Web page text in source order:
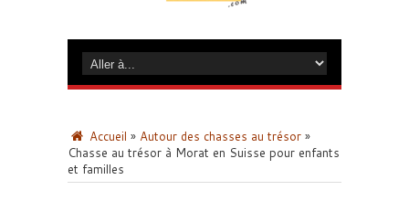
Accueil » Autour des chasses au trésor »
Chasse au trésor à Morat en Suisse pour enfants
et familles